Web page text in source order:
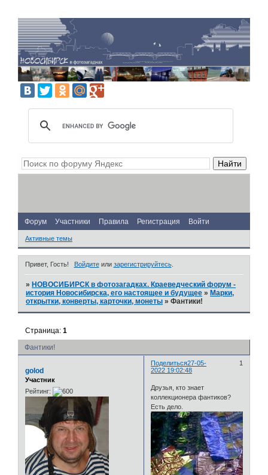
Форум Участники Правила Регистрация Войти
Активные темы
Привет, Гость! Войдитеили зарегистрируйтесь.
» НОВОСИБИРСК в фотозагадках. Краеведческий форум -
история Новосибирска, его настоящее и будущее » Марки,
открытки, конверты, карточки, монеты »Фантики!
Фантики!
Страница:1
Поделиться 1
27-05-
2022 19:02:48
golod
Участник
Рейтинг:
Друзья, кто знает
коллекционера фантиков?
Есть дело.